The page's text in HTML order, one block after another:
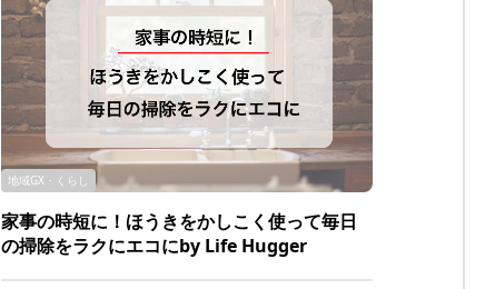
地域GX・くらし
家事の時短に！ほうきをかしこく使って毎日
の掃除をラクにエコにby Life Hugger